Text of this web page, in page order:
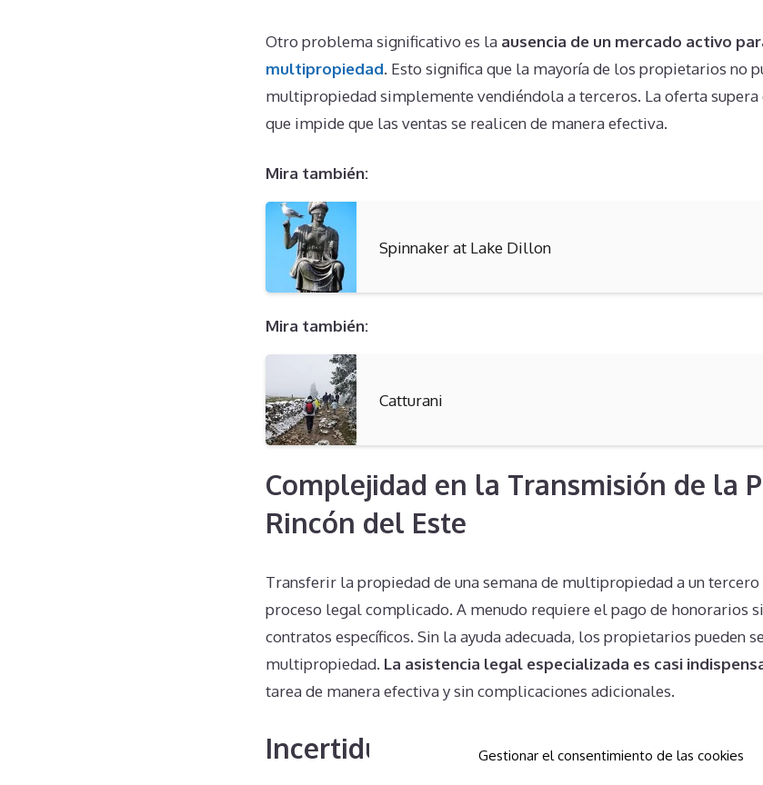
Gestionar el consentimiento de las cookies
Otro problema significativo es la ausencia de un mercado activo
multipropiedad. Esto significa que la mayoría de los propietarios no
multipropiedad simplemente vendiéndola a terceros. La oferta supera
que impide que las ventas se realicen de manera efectiva.
Mira también:
Spinnaker at Lake Dillon
Mira también:
Catturani
Complejidad en la Transmisión de la
Rincón del Este
Transferir la propiedad de una semana de multipropiedad a un
proceso legal complicado. A menudo requiere el pago de honorarios
contratos específicos. Sin la ayuda adecuada, los propietarios pueden
multipropiedad. La asistencia legal especializada es casi
tarea de manera efectiva y sin complicaciones adicionales.
Incertidumbre sobre los Derechos del